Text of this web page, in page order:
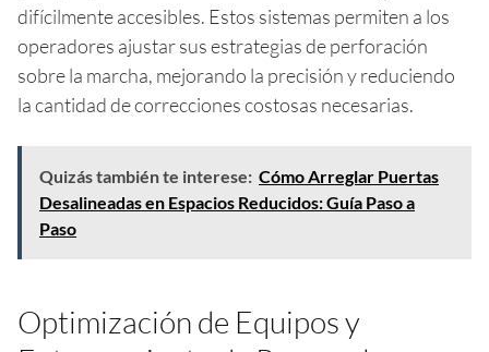
difícilmente accesibles. Estos sistemas permiten a los
operadores ajustar sus estrategias de perforación
sobre la marcha, mejorando la precisión y reduciendo
la cantidad de correcciones costosas necesarias.
Quizás también te interese: Cómo Arreglar Puertas
Desalineadas en Espacios Reducidos: Guía Paso a
Paso
Optimización de Equipos y